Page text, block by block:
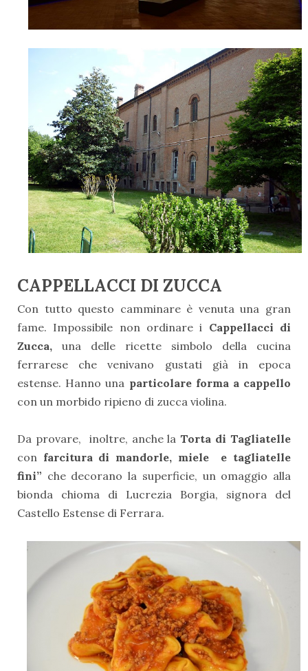
CAPPELLACCI DI ZUCCA
Con tutto questo camminare è venuta una gran
fame. Impossibile non ordinare i Cappellacci di
Zucca, una delle ricette simbolo della cucina
ferrarese che venivano gustati già in epoca
estense. Hanno una particolare forma a cappello
con un morbido ripieno di zucca violina.
Da provare, inoltre, anche la Torta di Tagliatelle
con farcitura di mandorle, miele e tagliatelle
fini” che decorano la superficie, un omaggio alla
bionda chioma di Lucrezia Borgia, signora del
Castello Estense di Ferrara.